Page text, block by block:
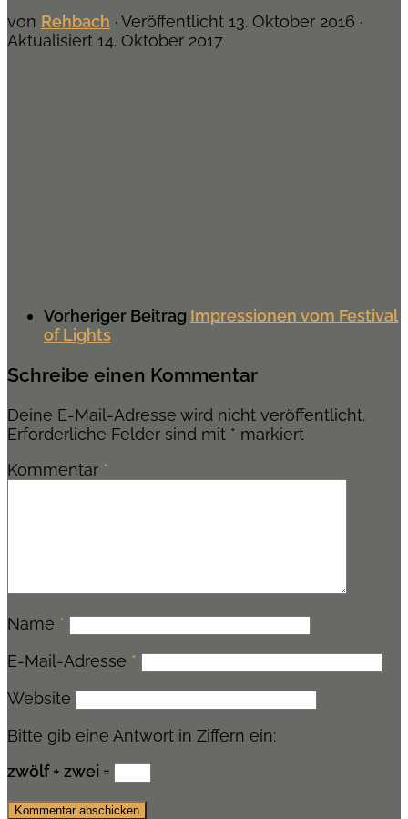
von Rehbach · Veröffentlicht 13. Oktober 2016 ·
Aktualisiert 14. Oktober 2017
Vorheriger Beitrag Impressionen vom Festival
of Lights
Schreibe einen Kommentar
Deine E-Mail-Adresse wird nicht veröffentlicht.
Erforderliche Felder sind mit * markiert
Kommentar *
Name *
E-Mail-Adresse *
Website
Bitte gib eine Antwort in Ziffern ein:
zwölf + zwei =